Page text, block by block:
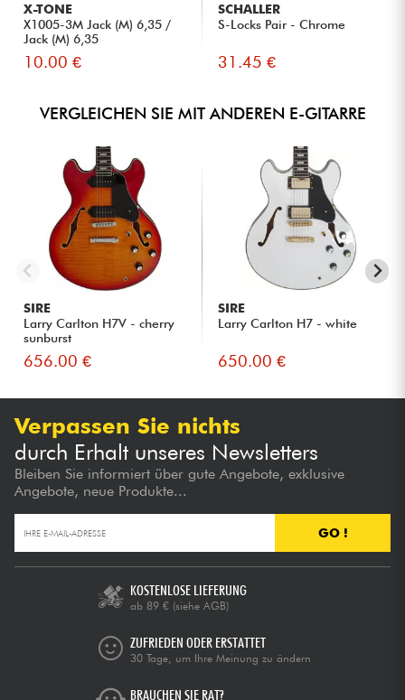
X-TONE
X1005-3M Jack (M) 6,35 /
Jack (M) 6,35
10.00 €
SCHALLER
S-Locks Pair - Chrome
31.45 €
VERGLEICHEN SIE MIT ANDEREN E-GITARRE
SIRE
Larry Carlton H7V - cherry
sunburst
656.00 €
SIRE
Larry Carlton H7 - white
650.00 €
Verpassen Sie nichts
durch Erhalt unseres Newsletters
Bleiben Sie informiert über gute Angebote, exklusive
Angebote, neue Produkte...
GO !
KOSTENLOSE LIEFERUNG
ab 89 € (siehe AGB)
ZUFRIEDEN ODER ERSTATTET
30 Tage, um Ihre Meinung zu ändern
BRAUCHEN SIE RAT?